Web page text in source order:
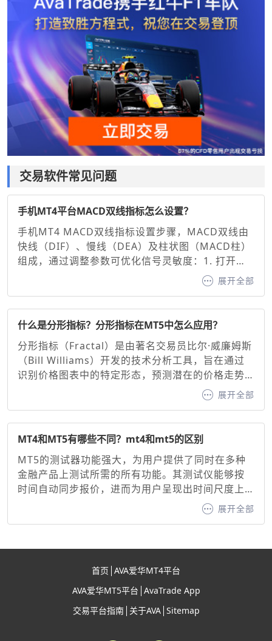
交易软件常见问题
手机MT4平台MACD双线指标怎么设置？
手机MT4 MACD双线指标设置步骤，MACD双线由
快线（DIF）、慢线（DEA）及柱状图（MACD柱）
组成，通过调整参数可优化信号灵敏度：1. 打开图
表并添加指标：在MT4手机端选择交易品种图表，
点击底部“指标”按钮，搜索并添加“MACD”。2. 基础
（26周期EMA）、信号线（9周期EMA）。调整建
议：快线与慢线：缩短周期（如10/20）可增强灵敏
度，延长周期（如20/50）可过滤噪音。信号线：通
常固定为9周期EMA，用于确认买卖信号。
展开全部
什么是分形指标？分形指标在MT5中怎么应用？
分形指标（Fractal）是由著名交易员比尔·威廉姆斯
（Bill Williams）开发的技术分析工具，旨在通过
识别价格图表中的特定形态，预测潜在的价格走势
并生成看涨或看跌信号。其核心原理基于混沌理论
中的自相似性原则，通过识别价格的高点或低点形
力位。分形指标作为MT5交易平台内置的经典工
具，为交易者提供了直观的价格转折点识别方法。
展开全部
MT4和MT5有哪些不同？mt4和mt5的区别
MT5的测试器功能强大，为用户提供了同时在多种
金融产品上测试所需的所有功能。其测试仪能够按
时间自动同步报价，进而为用户呈现出时间尺度上
清晰同步的盈利能力曲线。相比之下，MT4 则不具
备这一功能，这无疑是 MT4 的一大短板。不过，尽
力支持第四版终端，毕竟其受欢迎程度依旧很高。
没有想象中那么严重。
展开全部
首页 AVA爱华MT4平台
AVA爱华MT5平台 AvaTrade App
交易平台指南 关于AVA Sitemap